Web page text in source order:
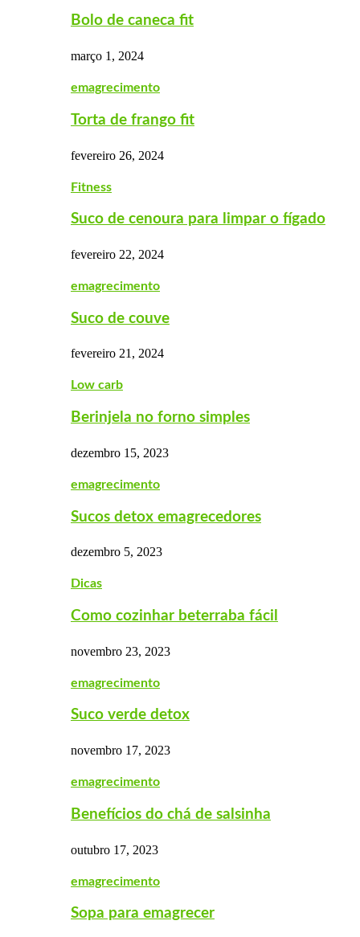
Bolo de caneca fit
março 1, 2024
emagrecimento
Torta de frango fit
fevereiro 26, 2024
Fitness
Suco de cenoura para limpar o fígado
fevereiro 22, 2024
emagrecimento
Suco de couve
fevereiro 21, 2024
Low carb
Berinjela no forno simples
dezembro 15, 2023
emagrecimento
Sucos detox emagrecedores
dezembro 5, 2023
Dicas
Como cozinhar beterraba fácil
novembro 23, 2023
emagrecimento
Suco verde detox
novembro 17, 2023
emagrecimento
Benefícios do chá de salsinha
outubro 17, 2023
emagrecimento
Sopa para emagrecer